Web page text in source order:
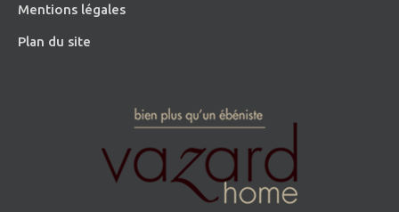
Mentions légales
Plan du site